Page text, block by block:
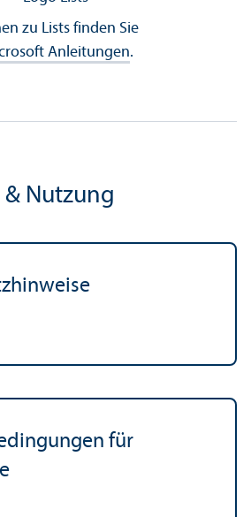
zu Lists finden Sie
Anleitungen.
Nutzung
für